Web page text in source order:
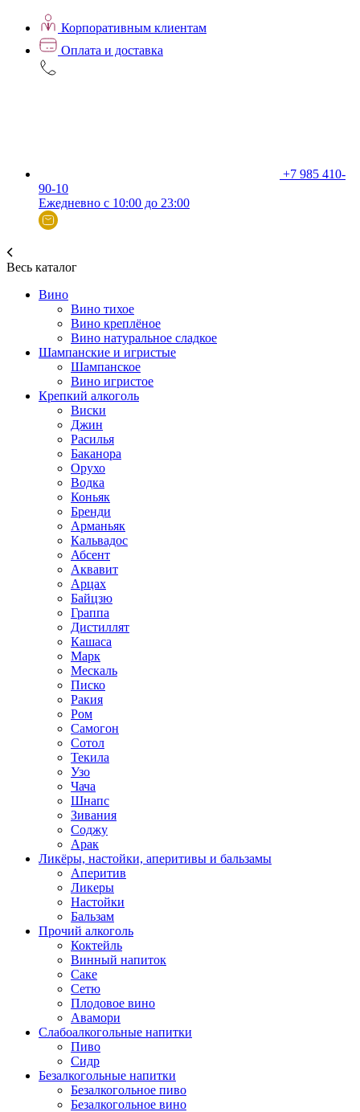
Корпоративным клиентам
Оплата и доставка
+7 985 410-
90-10
Ежедневно с 10:00 до 23:00
Весь каталог
Вино
Вино тихое
Вино креплёное
Вино натуральное сладкое
Шампанские и игристые
Шампанское
Вино игристое
Крепкий алкоголь
Виски
Джин
Расилья
Баканора
Орухо
Водка
Коньяк
Бренди
Арманьяк
Кальвадос
Абсент
Аквавит
Арцах
Байцзю
Граппа
Дистиллят
Кашаса
Марк
Мескаль
Писко
Ракия
Ром
Самогон
Сотол
Текила
Узо
Чача
Шнапс
Зивания
Соджу
Арак
Ликёры, настойки, аперитивы и бальзамы
Аперитив
Ликеры
Настойки
Бальзам
Прочий алкоголь
Коктейль
Винный напиток
Саке
Сетю
Плодовое вино
Авамори
Слабоалкогольные напитки
Пиво
Сидр
Безалкогольные напитки
Безалкогольное пиво
Безалкогольное вино